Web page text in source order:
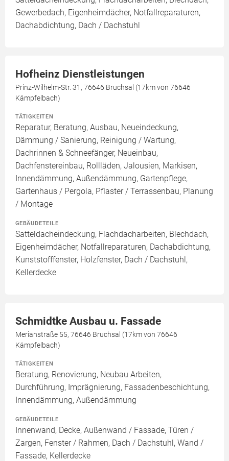
Gewerbedach, Eigenheimdächer, Notfallreparaturen,
Dachabdichtung, Dach / Dachstuhl
Hofheinz Dienstleistungen
Prinz-Wilhelm-Str. 31, 76646 Bruchsal (17km von 76646
Kämpfelbach)
TÄTIGKEITEN
Reparatur, Beratung, Ausbau, Neueindeckung,
Dämmung / Sanierung, Reinigung / Wartung,
Dachrinnen & Schneefänger, Neueinbau,
Dachfenstereinbau, Rollläden, Jalousien, Markisen,
Innendämmung, Außendämmung, Gartenpflege,
Gartenhaus / Pergola, Pflaster / Terrassenbau, Planung
/ Montage
GEBÄUDETEILE
Satteldacheindeckung, Flachdacharbeiten, Blechdach,
Eigenheimdächer, Notfallreparaturen, Dachabdichtung,
Kunststofffenster, Holzfenster, Dach / Dachstuhl,
Kellerdecke
Schmidtke Ausbau u. Fassade
Merianstraße 55, 76646 Bruchsal (17km von 76646
Kämpfelbach)
TÄTIGKEITEN
Beratung, Renovierung, Neubau Arbeiten,
Durchführung, Imprägnierung, Fassadenbeschichtung,
Innendämmung, Außendämmung
GEBÄUDETEILE
Innenwand, Decke, Außenwand / Fassade, Türen /
Zargen, Fenster / Rahmen, Dach / Dachstuhl, Wand /
Fassade, Kellerdecke